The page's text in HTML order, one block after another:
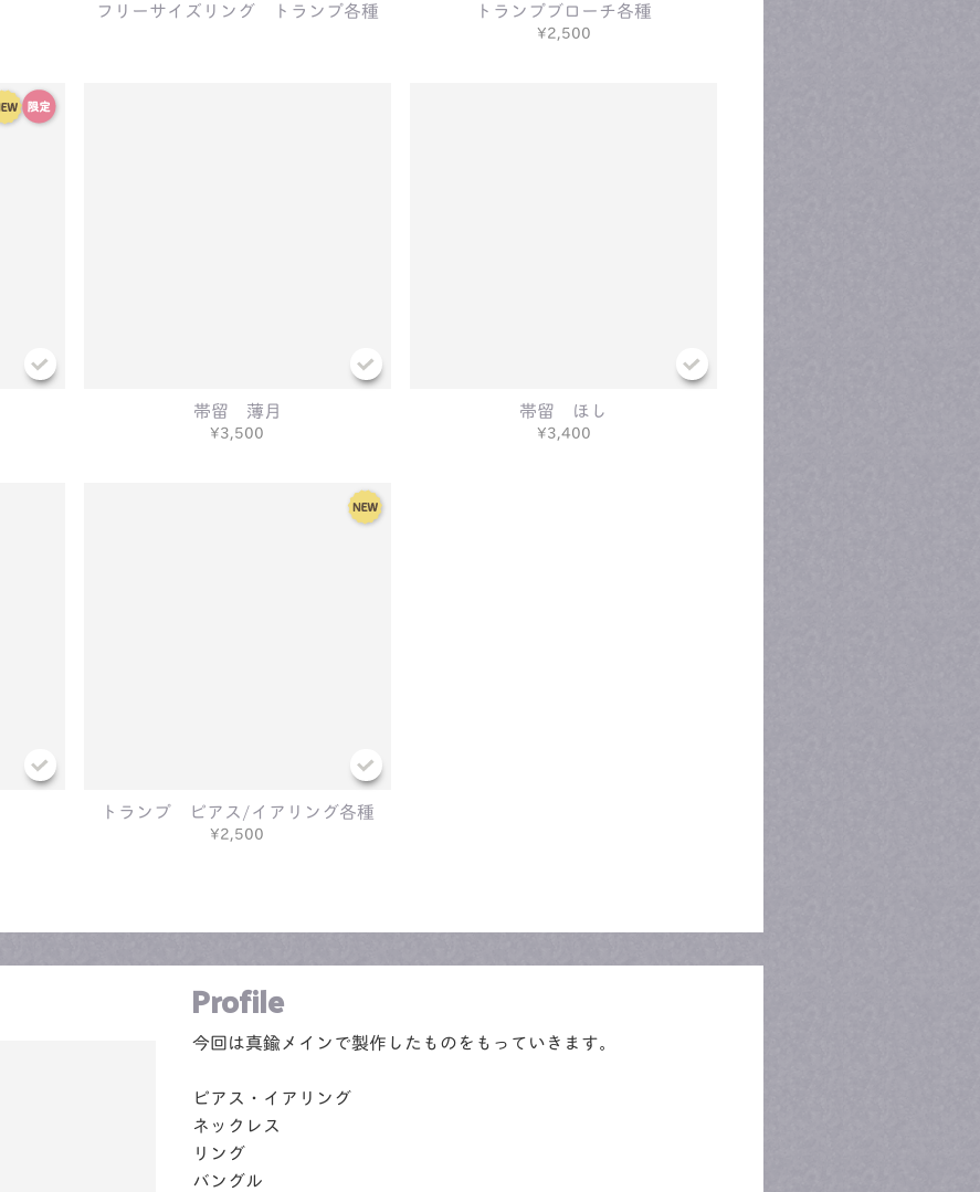
フリーサイズリング トランプ各種 トランプブローチ各種
¥2,500
帯留 薄月
¥3,500
帯留 ほし
¥3,400
トランプ ピアス/イアリング各種
¥2,500
Profile
今回は真鍮メインで製作したものをもっていきます。
ピアス・イアリング
ネックレス
リング
バングル